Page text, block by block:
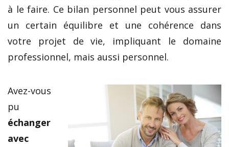
à le faire. Ce bilan personnel peut vous assurer
un certain équilibre et une cohérence dans
votre projet de vie, impliquant le domaine
professionnel, mais aussi personnel.
Avez-vous
pu
échanger
avec